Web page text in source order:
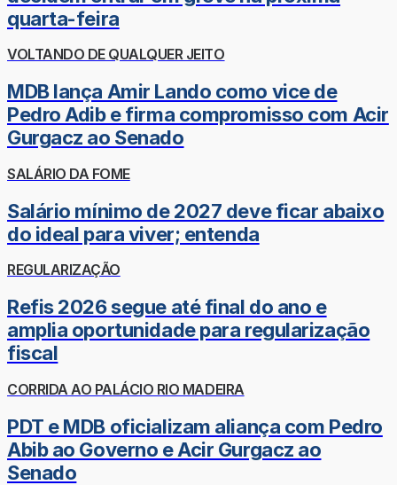
quarta-feira
VOLTANDO DE QUALQUER JEITO
MDB lança Amir Lando como vice de
Pedro Adib e firma compromisso com Acir
Gurgacz ao Senado
SALÁRIO DA FOME
Salário mínimo de 2027 deve ficar abaixo
do ideal para viver; entenda
REGULARIZAÇÃO
Refis 2026 segue até final do ano e
amplia oportunidade para regularização
fiscal
CORRIDA AO PALÁCIO RIO MADEIRA
PDT e MDB oficializam aliança com Pedro
Abib ao Governo e Acir Gurgacz ao
Senado